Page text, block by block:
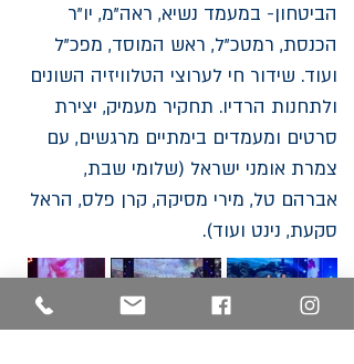
הביטחון- במעמד נשיא, ראה"מ, יו"ר
הכנסת, רמטכ"ל, ראש המוסד, מפכ"ל
ועוד. שידור חי לערוצי הטלוויזיה השונים
ולתחנות הרדיו. תחקיר מעמיק, יצירת
סרטים ומעמדים בימתיים מרגשים, עם
צמרת אומני ישראל (שלומי שבת,
אברהם טל, מירי מסיקה, קרן פלס, הראל
סקעת, נינט ועוד).